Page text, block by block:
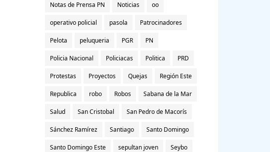
Notas de Prensa PN Noticias oo
operativo policial pasola Patrocinadores
Pelota peluqueria PGR PN
Policia Nacional Policiacas Politica PRD
Protestas Proyectos Quejas Región Este
Republica robo Robos Sabana de la Mar
Salud San Cristobal San Pedro de Macorís
Sánchez Ramírez Santiago Santo Domingo
Santo Domingo Este sepultan joven Seybo